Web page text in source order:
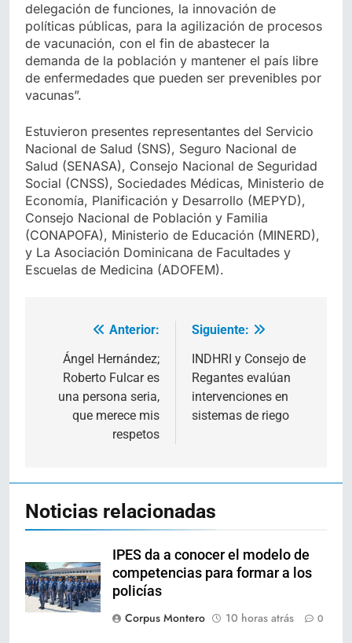
delegación de funciones, la innovación de
políticas públicas, para la agilización de procesos
de vacunación, con el fin de abastecer la
demanda de la población y mantener el país libre
de enfermedades que pueden ser prevenibles por
vacunas”.
Estuvieron presentes representantes del Servicio
Nacional de Salud (SNS), Seguro Nacional de
Salud (SENASA), Consejo Nacional de Seguridad
Social (CNSS), Sociedades Médicas, Ministerio de
Economía, Planificación y Desarrollo (MEPYD),
Consejo Nacional de Población y Familia
(CONAPOFA), Ministerio de Educación (MINERD),
y La Asociación Dominicana de Facultades y
Escuelas de Medicina (ADOFEM).
Navegación
entradas
Anterior:
Ángel Hernández;
Roberto Fulcar es
una persona seria,
que merece mis
respetos
Siguiente:
INDHRI y Consejo de
Regantes evalúan
intervenciones en
sistemas de riego
Noticias relacionadas
IPES da a conocer el modelo de
competencias para formar a los
policías
Corpus Montero
10 horas atrás 0